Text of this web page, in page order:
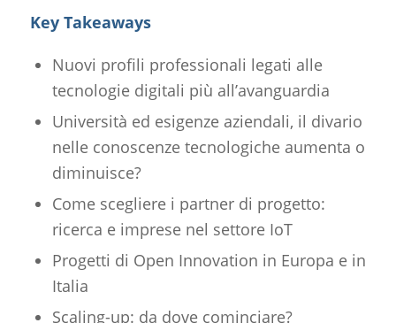
Key Takeaways
Nuovi profili professionali legati alle
tecnologie digitali più all’avanguardia
Università ed esigenze aziendali, il divario
nelle conoscenze tecnologiche aumenta o
diminuisce?
Come scegliere i partner di progetto:
ricerca e imprese nel settore IoT
Progetti di Open Innovation in Europa e in
Italia
Scaling-up: da dove cominciare?